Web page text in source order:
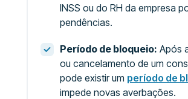
INSS ou do RH da empresa
pendências.
Período de bloqueio: Após
ou cancelamento de um
pode existir um período de
impede novas averbações.